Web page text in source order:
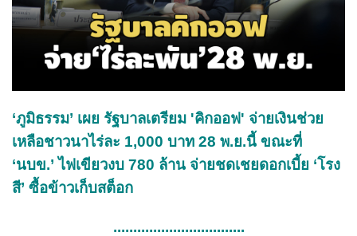
‘ภูมิธรรม’ เผย รัฐบาลเตรียม 'คิกออฟ' จ่ายเงินช่วย
เหลือชาวนาไร่ละ 1,000 บาท 28 พ.ย.นี้ ขณะที่
‘นบข.’ ไฟเขียวงบ 780 ล้าน จ่ายชดเชยดอกเบี้ย ‘โรง
สี’ ซื้อข้าวเก็บสต็อก
.................................